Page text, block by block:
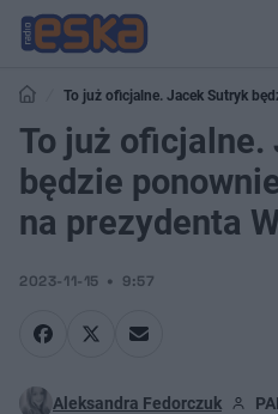
To już oficjalne. Jacek Sutryk
prezydenta Wrocławia
To już oficjalne.
będzie
na prezydenta
2023-11-15 9:57
Aleksandra Fedorczuk